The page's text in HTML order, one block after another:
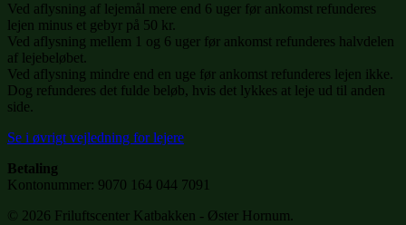
Ved aflysning af lejemål mere end 6 uger før ankomst refunderes
lejen minus et gebyr på 50 kr.
Ved aflysning mellem 1 og 6 uger før ankomst refunderes halvdelen
af lejebeløbet.
Ved aflysning mindre end en uge før ankomst refunderes lejen ikke.
Dog refunderes det fulde beløb, hvis det lykkes at leje ud til anden
side.
Se i øvrigt vejledning for lejere
Betaling
Kontonummer: 9070 164 044 7091
© 2026 Friluftscenter Katbakken - Øster Hornum.